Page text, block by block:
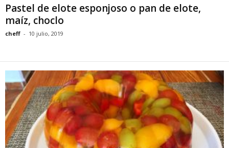
Pastel de elote esponjoso o pan de elote,
maíz, choclo
cheff - 10 julio, 2019